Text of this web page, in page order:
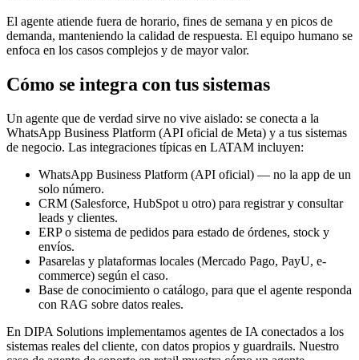
El agente atiende fuera de horario, fines de semana y en picos de
demanda, manteniendo la calidad de respuesta. El equipo humano se
enfoca en los casos complejos y de mayor valor.
Cómo se integra con tus sistemas
Un agente que de verdad sirve no vive aislado: se conecta a la
WhatsApp Business Platform (API oficial de Meta) y a tus sistemas
de negocio. Las integraciones típicas en LATAM incluyen:
WhatsApp Business Platform (API oficial) — no la app de un
solo número.
CRM (Salesforce, HubSpot u otro) para registrar y consultar
leads y clientes.
ERP o sistema de pedidos para estado de órdenes, stock y
envíos.
Pasarelas y plataformas locales (Mercado Pago, PayU, e-
commerce) según el caso.
Base de conocimiento o catálogo, para que el agente responda
con RAG sobre datos reales.
En DIPA Solutions implementamos agentes de IA conectados a los
sistemas reales del cliente, con datos propios y guardrails. Nuestro